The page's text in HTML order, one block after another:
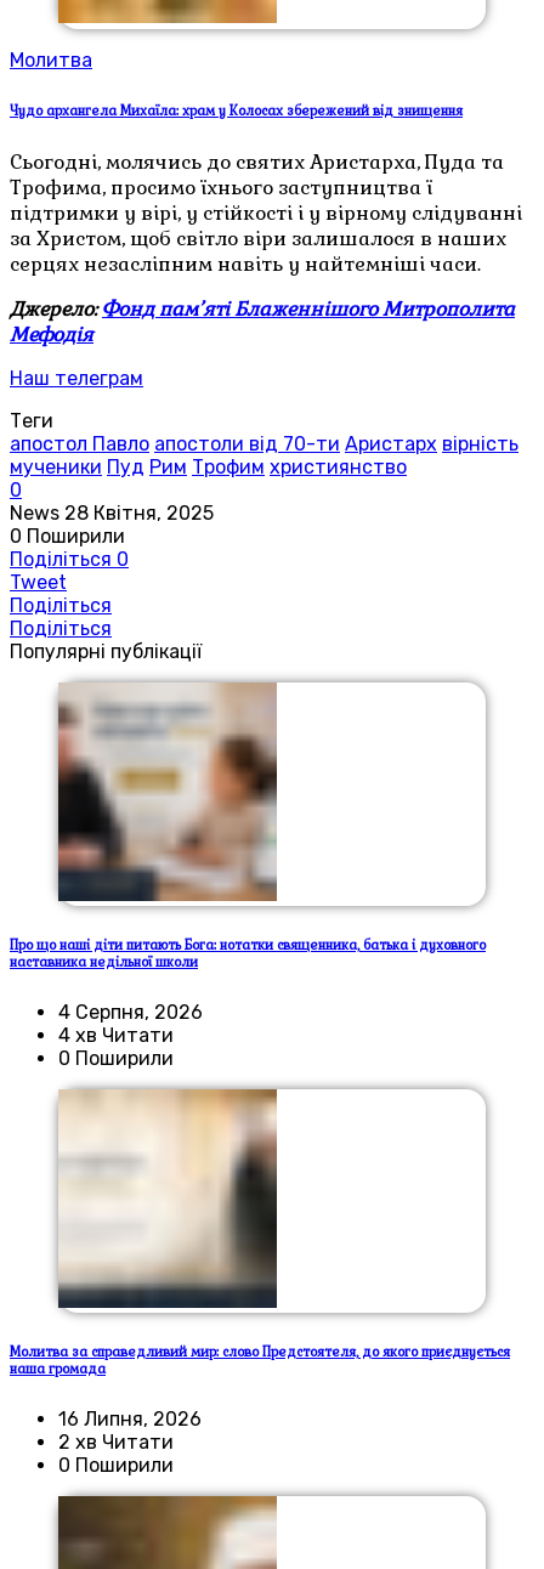
Молитва
Чудо архангела Михаїла: храм у Колосах збережений від знищення
Сьогодні, молячись до святих Аристарха, Пуда та
Трофима, просимо їхнього заступництва ї
підтримки у вірі, у стійкості і у вірному слідуванні
за Христом, щоб світло віри залишалося в наших
серцях незасліпним навіть у найтемніші часи.
Джерело:Фонд пам’яті Блаженнішого Митрополита
Мефодія
Наш телеграм
Теги
апостол Павло апостоли від 70-ти Аристарх вірність
мученики Пуд Рим Трофим християнство
0
News 28 Квітня, 2025
0 Поширили
Поділіться 0
Tweet
Поділіться
Поділіться
Популярні публікації
Про що наші діти питають Бога: нотатки священника, батька і духовного
наставника недільної школи
4 Серпня, 2026
4 хв Читати
0 Поширили
Молитва за справедливий мир: слово Предстоятеля, до якого приєднується
наша громада
16 Липня, 2026
2 хв Читати
0 Поширили